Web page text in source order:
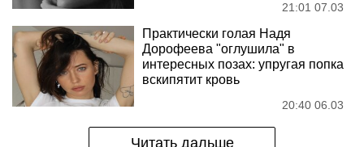
21:01 07.03
Практически голая Надя
Дорофеева "оглушила" в
интересных позах: упругая попка
вскипятит кровь
20:40 06.03
Читать дальше